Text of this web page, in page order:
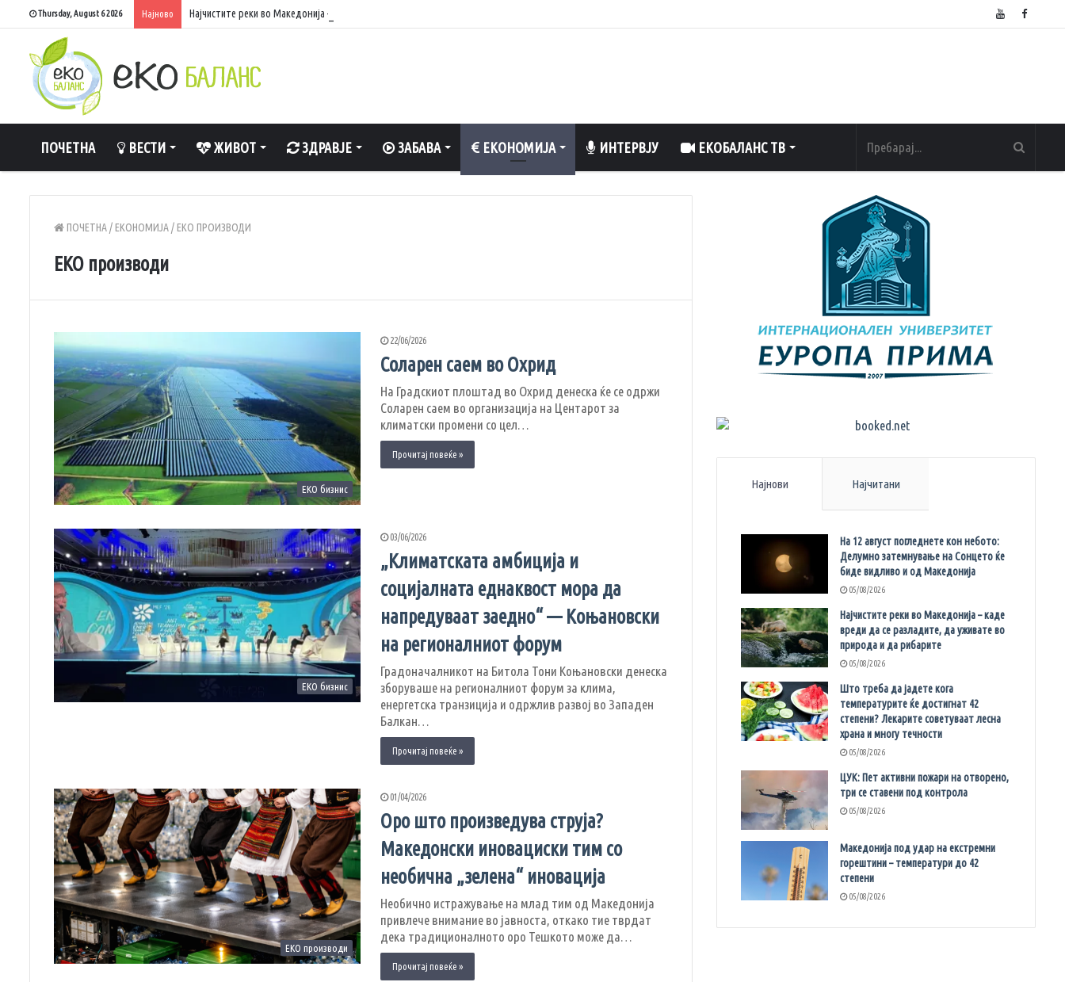
Thursday, August 6 2026 Најново Најчистите реки во Македонија – каде вреди да се разладите, да уживате во природа и да рибарите
ПОЧЕТНА ВЕСТИ ЖИВОТ ЗДРАВЈЕ ЗАБАВА ЕКОНОМИЈА ИНТЕРВЈУ ЕКОБАЛАНС ТВ
ПОЧЕТНА/ ЕКОНОМИЈА/ ЕКО ПРОИЗВОДИ
ЕКО производи
ЕКО бизнис
22/06/2026
Соларен саем во Охрид
На Градскиот плоштад во Охрид денеска ќе се одржи
Соларен саем во организација на Центарот за
климатски промени со цел…
Прочитај повеќе »
ЕКО бизнис
03/06/2026
„Климатската амбиција и
социјалната еднаквост мора да
напредуваат заедно“ — Коњановски
на регионалниот форум
Градоначалникот на Битола Тони Коњановски денеска
зборуваше на регионалниот форум за клима,
енергетска транзиција и одржлив развој во Западен
Балкан…
Прочитај повеќе »
ЕКО производи
01/04/2026
Оро што произведува струја?
Македонски иновациски тим со
необична „зелена“ иновација
Необично истражување на млад тим од Македонија
привлече внимание во јавноста, откако тие тврдат
дека традиционалното оро Тешкото може да…
Прочитај повеќе »
Најнови Најчитани
На 12 август погледнете кон небото:
Делумно затемнување на Сонцето ќе
биде видливо и од Македонија
05/08/2026
Најчистите реки во Македонија – каде
вреди да се разладите, да уживате во
природа и да рибарите
05/08/2026
Што треба да јадете кога
температурите ќе достигнат 42
степени? Лекарите советуваат лесна
храна и многу течности
05/08/2026
ЦУК: Пет активни пожари на отворено,
три се ставени под контрола
05/08/2026
Македонија под удар на екстремни
горештини – температури до 42
степени
05/08/2026